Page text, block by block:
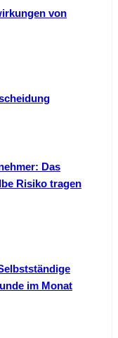
von
Das
Risiko tragen
im Monat